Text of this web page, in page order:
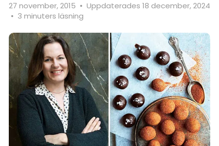
27 november, 2015 • Uppdaterades 18 december, 2024
• 3 minuters läsning